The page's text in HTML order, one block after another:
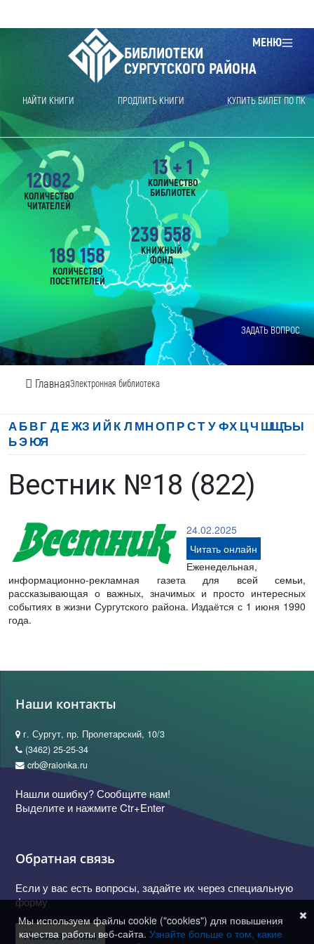
МЕНЮ
БИБЛИОТЕКИ
СУРГУТСКОГО РАЙОНА
НАЙТИ КНИГИ ПРОДЛИТЬ КНИГИ КУПИТЬ БИЛЕТ ПО ПК
ЗАДАТЬ ВОПРОС
ГлавнаяЭлектронная библиотека
12082
КОЛИЧЕСТВО
ЧИТАТЕЛЕЙ
189 158
КОЛИЧЕСТВО
ПОСЕТИТЕЛЕЙ
239 558
КНИЖНЫЙ
ФОНД
13 + 1
КОЛИЧЕСТВО
БИБЛИОТЕК
АБВГ ДЕЖЗ И Й К Л МНОП РСТ УФХ ЦЧ ШЩЪЫ
ЬЭЮЯ
Вестник №18 (822)
24.02.2025
Читать онлайн
Еженедельная,
информационно-рекламная газета для всей семьи,
рассказывающая о важных, значимых и просто интересных
событиях в жизни Сургутского района. Издаётся с 1 июня 1990
года.
Наши контакты
г. Сургут, пр. Пролетарский, 10/3
(3462) 25-25-34
crb@raionka.ru
Нашли ошибку? Сообщите нам!
Выделите и нажмите Ctr+Enter
Обратная связь
Если у вас есть вопросы, задайте их через специальную
форму
Написать нам
Мы используем файлы cookie ("cookies") для повышения
качества работы веб-сайта. Узнайте больше о том, какие